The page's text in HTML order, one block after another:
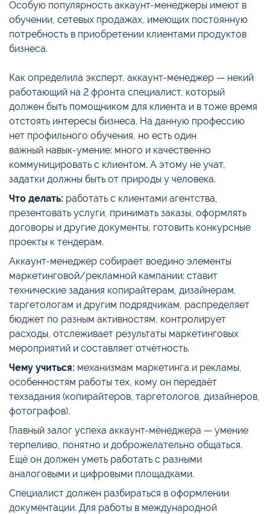
Особую популярность аккаунт-менеджеры имеют в
обучении, сетевых продажах, имеющих постоянную
потребность в приобретении клиентами продуктов
бизнеса.
Как определила эксперт, аккаунт-менеджер — некий
работающий на 2 фронта специалист, который
должен быть помощником для клиента и в тоже время
отстоять интересы бизнеса. На данную профессию
нет профильного обучения, но есть один
важный навык-умение: много и качественно
коммуницировать с клиентом. А этому не учат,
задатки должны быть от природы у человека.
Что делать: работать с клиентами агентства,
презентовать услуги, принимать заказы, оформлять
договоры и другие документы, готовить конкурсные
проекты к тендерам.
Аккаунт-менеджер собирает воедино элементы
маркетинговой/рекламной кампании: ставит
технические задания копирайтерам, дизайнерам,
таргетологам и другим подрядчикам, распределяет
бюджет по разным активностям, контролирует
расходы, отслеживает результаты маркетинговых
мероприятий и составляет отчётность.
Чему учиться: механизмам маркетинга и рекламы,
особенностям работы тех, кому он передаёт
техзадания (копирайтеров, таргетологов, дизайнеров,
фотографов).
Главный залог успеха аккаунт-менеджера — умение
терпеливо, понятно и доброжелательно общаться.
Ещё он должен уметь работать с разными
аналоговыми и цифровыми площадками.
Специалист должен разбираться в оформлении
документации. Для работы в международной